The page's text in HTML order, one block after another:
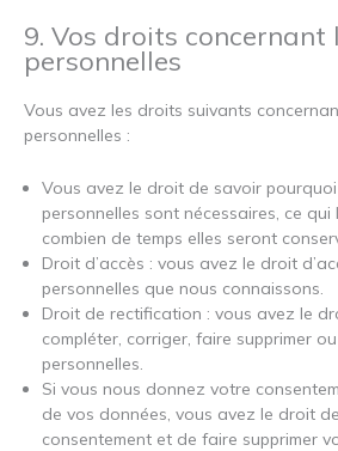
9. Vos droits concernant
personnelles
Vous avez les droits suivants
personnelles :
Vous avez le droit de savoir
personnelles sont nécessaires, ce
combien de temps elles seront
Droit d’accès : vous avez le droit
personnelles que nous connaissons.
Droit de rectification : vous avez le
compléter, corriger, faire supprimer
personnelles.
Si vous nous donnez votre
de vos données, vous avez le droit
consentement et de faire supprimer